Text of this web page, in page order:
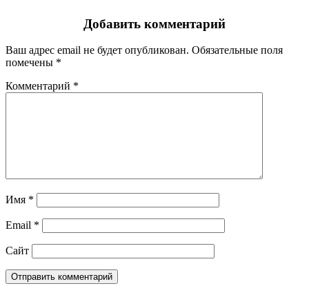
Добавить комментарий
Ваш адрес email не будет опубликован. Обязательные поля
помечены *
Комментарий *
Имя *
Email *
Сайт